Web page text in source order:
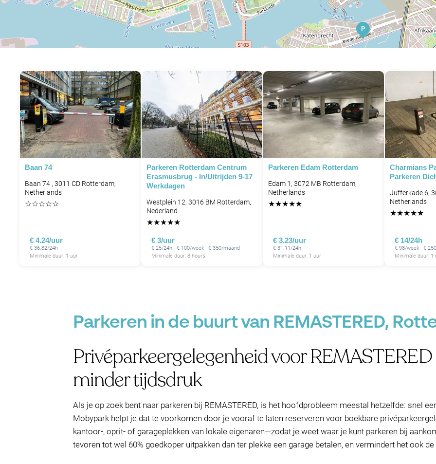
P
P
P
Baan 74
Baan 74 , 3011 CD Rotterdam,
Netherlands
☆☆☆☆☆
€ 4.24/uur
€ 36.82/24h
Minimale duur: 1 uur
Parkeren Rotterdam Centrum
Erasmusbrug - In/uitrijden 9-17
Werkdagen
Westplein 12, 3016 BM Rotterdam,
Nederland
★★★★★
€ 3/uur
€ 25/24h · € 100/week · € 350/maand
Minimale duur: 8 hours
Parkeren Edam Rotterdam
Edam 1, 3072 MB Rotterdam,
Netherlands
★★★★★
€ 3.23/uur
€ 31.11/24h
Minimale duur: 1 uur
Charmians
Parkeren
Jufferkade 6,
Netherlands
★★★★★
€ 14/24h
€ 98/week · €
Minimale duur: 1
Parkeren in de buurt van REMASTERED,
Privéparkeergelegenheid voor
minder tijdsdruk
Als je op zoek bent naar parkeren bij REMASTERED, is het hoofdprobleem meestal hetzelfde: snel
Mobypark helpt je dat te voorkomen door je vooraf te laten reserveren voor boekbare
kantoor-, oprit- of garageplekken van lokale eigenaren—zodat je weet waar je kunt parkeren bij
tevoren tot wel 60% goedkoper uitpakken dan ter plekke een garage betalen, en vermindert het ook